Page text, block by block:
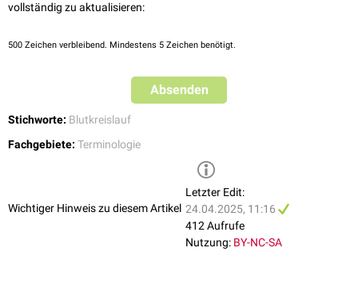
vollständig zu aktualisieren:
500 Zeichen verbleibend. Mindestens 5 Zeichen benötigt.
Absenden
Stichworte: Blutkreislauf
Fachgebiete: Terminologie
Wichtiger Hinweis zu diesem Artikel
Letzter Edit:
24.04.2025, 11:16
412 Aufrufe
Nutzung: BY-NC-SA